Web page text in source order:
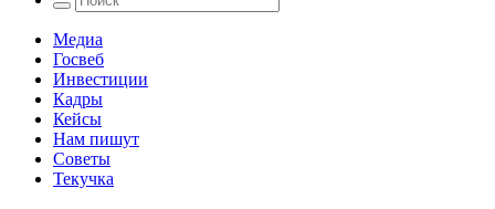
Медиа
Госвеб
Инвестиции
Кадры
Кейсы
Нам пишут
Советы
Текучка